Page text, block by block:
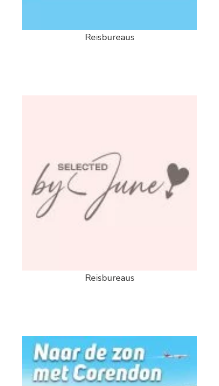
Reisbureaus
Reisbureaus